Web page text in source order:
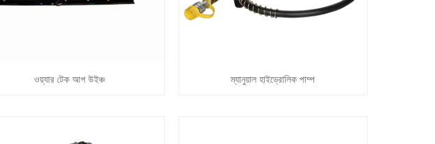
ওয়্যার টেক আপ উইঞ্চ ম্যানুয়াল হাইড্রোলিক পাম্প